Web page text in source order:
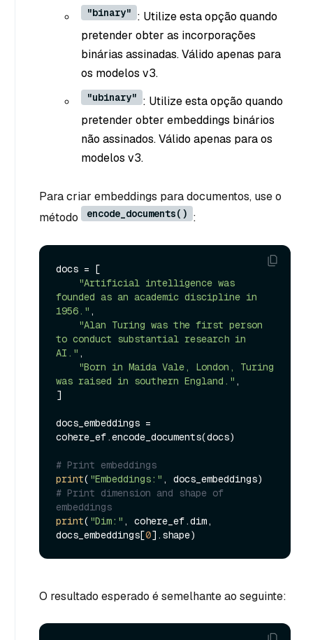
"binary" : Utilize esta opção quando
pretender obter as incorporações
binárias assinadas. Válido apenas para
os modelos v3.
"ubinary" : Utilize esta opção quando
pretender obter embeddings binários
não assinados. Válido apenas para os
modelos v3.
Para criar embeddings para documentos, use o
método
encode_documents() :
docs = [
"Artificial intelligence was
founded as an academic discipline in
1956." ,
"Alan Turing was the first person
to conduct substantial research in
AI." ,
"Born in Maida Vale, London, Turing
was raised in southern England." ,
]
docs_embeddings =
cohere_ef.encode_documents(docs)
# Print embeddings
print( "Embeddings:"
# Print dimension and shape of
embeddings
print( "Dim:" , cohere_ef.dim,
docs_embeddings[0
O resultado esperado é semelhante ao seguinte: